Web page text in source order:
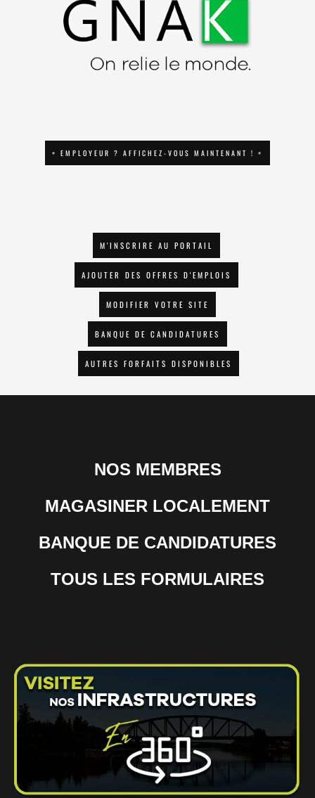
+ EMPLOYEUR ? AFFICHEZ-VOUS MAINTENANT ! +
M'INSCRIRE AU PORTAIL
AJOUTER DES OFFRES D'EMPLOIS
MODIFIER VOTRE SITE
BANQUE DE CANDIDATURES
AUTRES FORFAITS DISPONIBLES
NOS MEMBRES
MAGASINER LOCALEMENT
BANQUE DE CANDIDATURES
TOUS LES FORMULAIRES